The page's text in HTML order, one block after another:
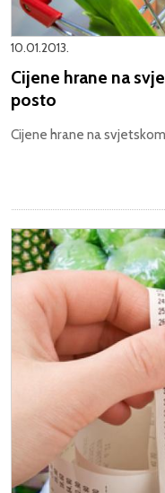
10.01.2013.
Cijene hrane na
posto
Cijene hrane na